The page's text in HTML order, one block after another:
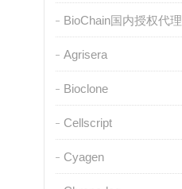
BioChain国内授权代理
Agrisera
Bioclone
Cellscript
Cyagen